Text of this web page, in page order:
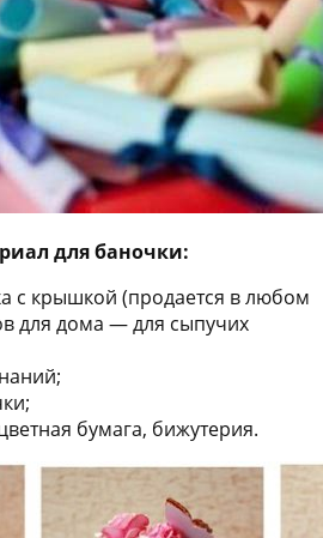
для баночки:
с крышкой (продается в любом
для дома — для сыпучих
бумага, бижутерия.